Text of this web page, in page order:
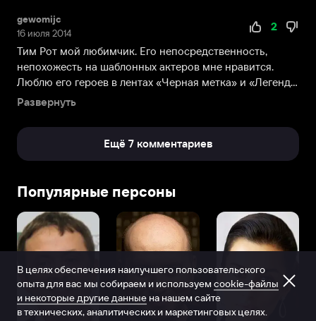
в
Британии».
В
фильме
«Стукач»,
которая
следующей
Тима,
предстал
образе
наёмного
убийцы.
gewomijc
16 июля 2014
2
Тим Рот мой любимчик. Его непосредственность,
непохожесть на шаблонных актеров мне нравится.
Люблю его героев в лентах «Черная метка» и «Легенда
о ...
Развернуть
Ещё 7 комментариев
Популярные персоны
В целях обеспечения наилучшего пользовательского
опыта для вас мы собираем и используем cookie-файлы
и некоторые другие данные на нашем сайте
в технических, аналитических и маркетинговых целях.